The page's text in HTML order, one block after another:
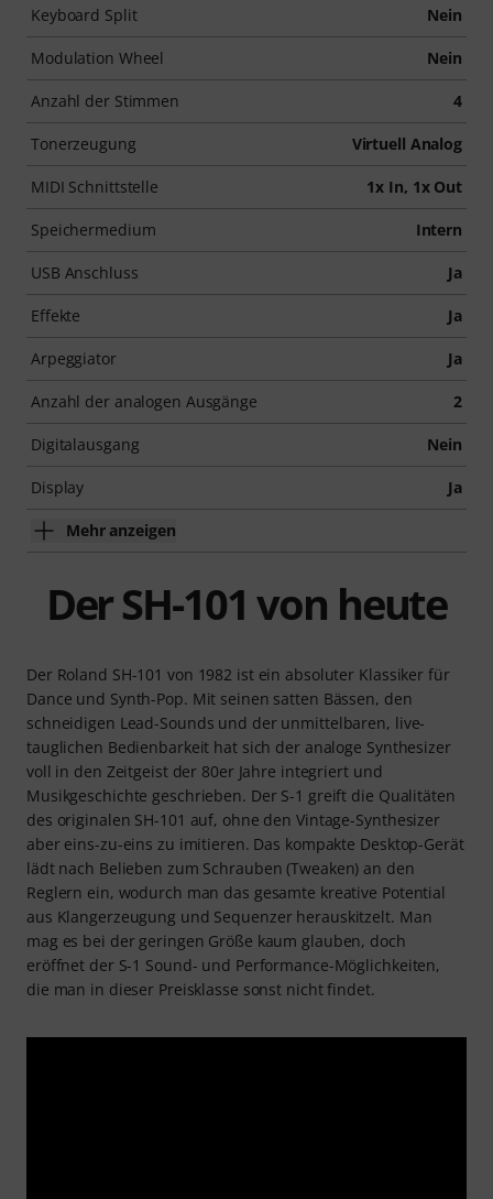
Keyboard Split Nein
Modulation Wheel Nein
Anzahl der Stimmen 4
Tonerzeugung Virtuell Analog
MIDI Schnittstelle 1x In, 1x Out
Speichermedium Intern
USB Anschluss Ja
Effekte Ja
Arpeggiator Ja
Anzahl der analogen Ausgänge 2
Digitalausgang Nein
Display Ja
Mehr anzeigen
Der SH-101 von heute
Der Roland SH-101 von 1982 ist ein absoluter Klassiker für
Dance und Synth-Pop. Mit seinen satten Bässen, den
schneidigen Lead-Sounds und der unmittelbaren, live-
tauglichen Bedienbarkeit hat sich der analoge Synthesizer
voll in den Zeitgeist der 80er Jahre integriert und
Musikgeschichte geschrieben. Der S-1 greift die Qualitäten
des originalen SH-101 auf, ohne den Vintage-Synthesizer
aber eins-zu-eins zu imitieren. Das kompakte Desktop-Gerät
lädt nach Belieben zum Schrauben (Tweaken) an den
Reglern ein, wodurch man das gesamte kreative Potential
aus Klangerzeugung und Sequenzer herauskitzelt. Man
mag es bei der geringen Größe kaum glauben, doch
eröffnet der S-1 Sound- und Performance-Möglichkeiten,
die man in dieser Preisklasse sonst nicht findet.